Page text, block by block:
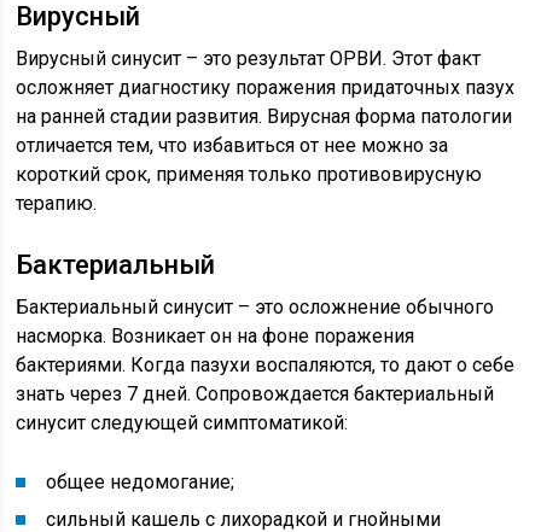
Вирусный
Вирусный синусит – это результат ОРВИ. Этот факт
осложняет диагностику поражения придаточных пазух
на ранней стадии развития. Вирусная форма патологии
отличается тем, что избавиться от нее можно за
короткий срок, применяя только противовирусную
терапию.
Бактериальный
Бактериальный синусит – это осложнение обычного
насморка. Возникает он на фоне поражения
бактериями. Когда пазухи воспаляются, то дают о себе
знать через 7 дней. Сопровождается бактериальный
синусит следующей симптоматикой:
общее недомогание;
сильный кашель с лихорадкой и гнойными